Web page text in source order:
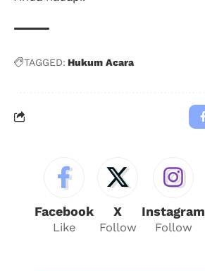
TAGGED: Hukum Acara
Facebook
Like
X
Follow
Instagram
Follow